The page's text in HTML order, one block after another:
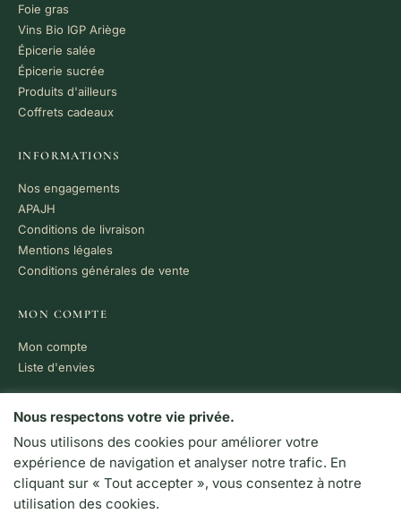
Foie gras
Vins Bio IGP Ariège
Épicerie salée
Épicerie sucrée
Produits d'ailleurs
Coffrets cadeaux
INFORMATIONS
Nos engagements
APAJH
Conditions de livraison
Mentions légales
Conditions générales de vente
MON COMPTE
Mon compte
Liste d'envies
PAIEMENT 100% SÉCURISÉ
VISA MC CB
LIVRAISON RAPIDE
Colissimo · Chronopost
Nous respectons votre vie privée.
Nous utilisons des cookies pour améliorer votre
expérience de navigation et analyser notre trafic. En
cliquant sur « Tout accepter », vous consentez à notre
utilisation des cookies.